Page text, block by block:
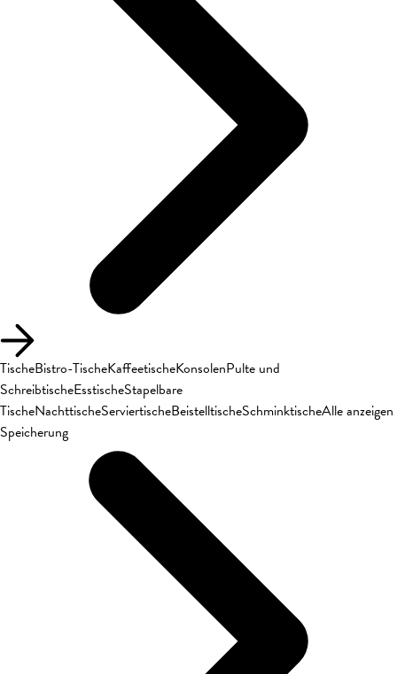
TischeBistro-TischeKaffeetischeKonsolenPulte und
SchreibtischeEsstischeStapelbare
TischeNachttischeServiertischeBeistelltischeSchminktischeAlle anzeigen
Speicherung